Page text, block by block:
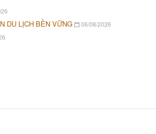
DU LỊCH BỀN VỮNG 06/08/2026